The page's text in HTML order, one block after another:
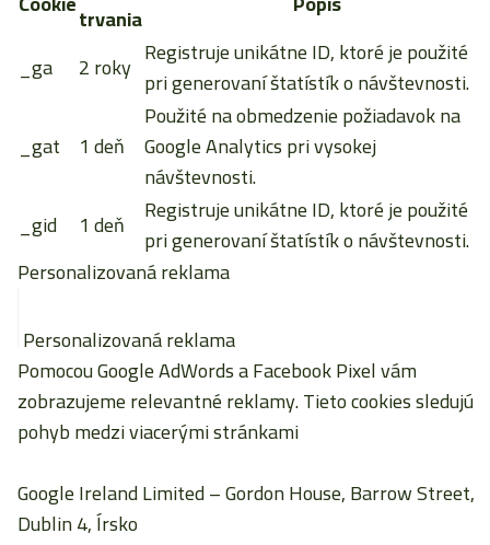
trvania
_ga
2 roky Registruje unikátne ID, ktoré je použité
pri generovaní štatístík o návštevnosti.
_gat
1 deň
Použité na obmedzenie požiadavok na
Google Analytics pri vysokej
návštevnosti.
_gid
1 deň
Registruje unikátne ID, ktoré je použité
pri generovaní štatístík o návštevnosti.
Personalizovaná reklama
Personalizovaná reklama
Pomocou Google AdWords a Facebook Pixel vám
zobrazujeme relevantné reklamy. Tieto cookies sledujú
pohyb medzi viacerými stránkami
Google Ireland Limited– Gordon House, Barrow Street,
Dublin 4, Írsko